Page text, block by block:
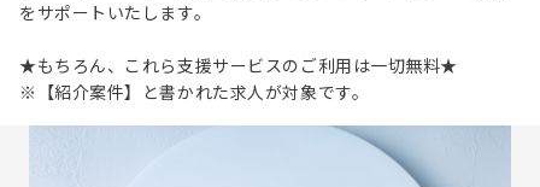
をサポートいたします。
★もちろん、これら支援サービスのご利用は一切無料★
※【紹介案件】と書かれた求人が対象です。